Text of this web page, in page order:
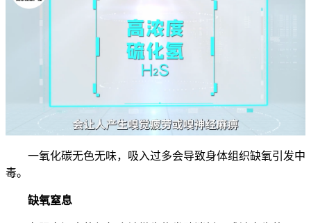
一氧化碳无色无味，吸入过多会导致身体组织缺氧引发中
毒。
缺氧窒息